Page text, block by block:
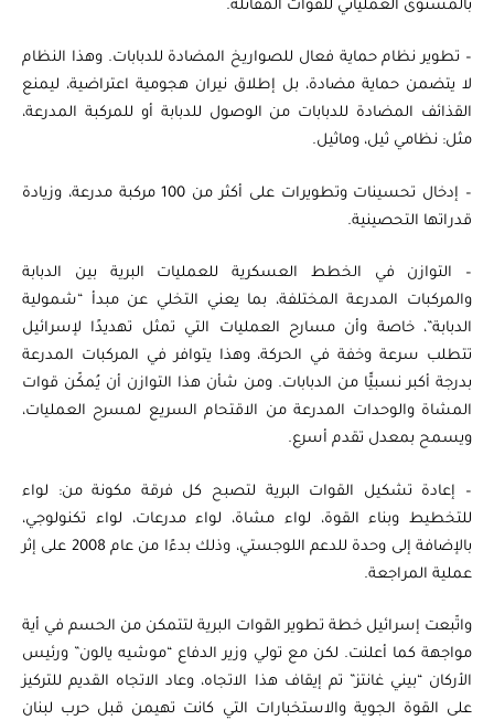
بالمستوى العملياتي للقوات المقاتلة.
– تطوير نظام حماية فعال للصواريخ المضادة للدبابات. وهذا النظام
لا يتضمن حماية مضادة، بل إطلاق نيران هجومية اعتراضية، ليمنع
القذائف المضادة للدبابات من الوصول للدبابة أو للمركبة المدرعة،
مثل: نظامي ثيل، وماثيل.
– إدخال تحسينات وتطويرات على أكثر من 100 مركبة مدرعة، وزيادة
قدراتها التحصينية.
– التوازن في الخطط العسكرية للعمليات البرية بين الدبابة
والمركبات المدرعة المختلفة، بما يعني التخلي عن مبدأ “شمولية
الدبابة”، خاصة وأن مسارح العمليات التي تمثل تهديدًا لإسرائيل
تتطلب سرعة وخفة في الحركة، وهذا يتوافر في المركبات المدرعة
بدرجة أكبر نسبيًّا من الدبابات. ومن شأن هذا التوازن أن يُمكّن قوات
المشاة والوحدات المدرعة من الاقتحام السريع لمسرح العمليات،
ويسمح بمعدل تقدم أسرع.
– إعادة تشكيل القوات البرية لتصبح كل فرقة مكونة من: لواء
للتخطيط وبناء القوة، لواء مشاة، لواء مدرعات، لواء تكنولوجي،
بالإضافة إلى وحدة للدعم اللوجستي، وذلك بدءًا من عام 2008 على إثر
عملية المراجعة.
واتّبعت إسرائيل خطة تطوير القوات البرية لتتمكن من الحسم في أية
مواجهة كما أعلنت. لكن مع تولي وزير الدفاع “موشيه يالون” ورئيس
الأركان “بيني غانتز” تم إيقاف هذا الاتجاه، وعاد الاتجاه القديم للتركيز
على القوة الجوية والاستخبارات التي كانت تهيمن قبل حرب لبنان